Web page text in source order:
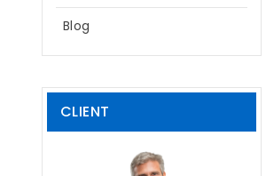
Blog
CLIENT